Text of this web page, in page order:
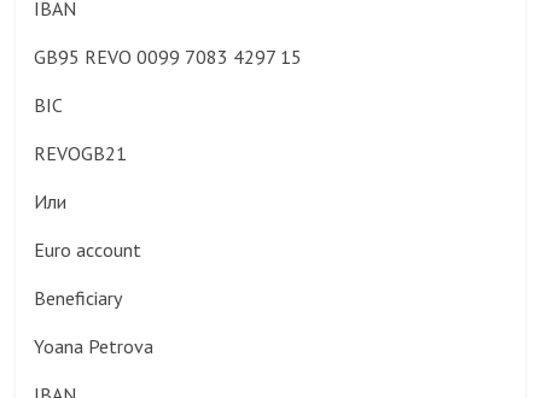
IBAN
GB95 REVO 0099 7083 4297 15
BIC
REVOGB21
Или
Euro account
Beneficiary
Yoana Petrova